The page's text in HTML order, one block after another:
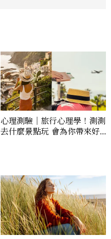
心理測驗｜旅行心理學！測測
去什麼景點玩 會為你帶來好